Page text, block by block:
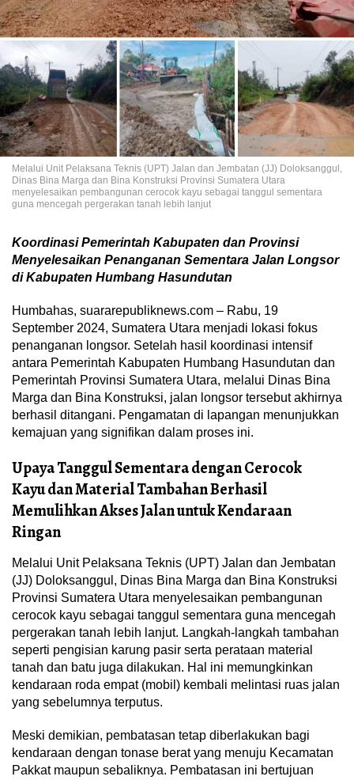
Melalui Unit Pelaksana Teknis (UPT) Jalan dan Jembatan (JJ) Doloksanggul,
Dinas Bina Marga dan Bina Konstruksi Provinsi Sumatera Utara
menyelesaikan pembangunan cerocok kayu sebagai tanggul sementara
guna mencegah pergerakan tanah lebih lanjut
Koordinasi Pemerintah Kabupaten dan Provinsi
Menyelesaikan Penanganan Sementara Jalan Longsor
di Kabupaten Humbang Hasundutan
Humbahas, suararepubliknews.com – Rabu, 19
September 2024, Sumatera Utara menjadi lokasi fokus
penanganan longsor. Setelah hasil koordinasi intensif
antara Pemerintah Kabupaten Humbang Hasundutan dan
Pemerintah Provinsi Sumatera Utara, melalui Dinas Bina
Marga dan Bina Konstruksi, jalan longsor tersebut akhirnya
berhasil ditangani. Pengamatan di lapangan menunjukkan
kemajuan yang signifikan dalam proses ini.
Upaya Tanggul Sementara dengan Cerocok
Kayu dan Material Tambahan Berhasil
Memulihkan Akses Jalan untuk Kendaraan
Ringan
Melalui Unit Pelaksana Teknis (UPT) Jalan dan Jembatan
(JJ) Doloksanggul, Dinas Bina Marga dan Bina Konstruksi
Provinsi Sumatera Utara menyelesaikan pembangunan
cerocok kayu sebagai tanggul sementara guna mencegah
pergerakan tanah lebih lanjut. Langkah-langkah tambahan
seperti pengisian karung pasir serta perataan material
tanah dan batu juga dilakukan. Hal ini memungkinkan
kendaraan roda empat (mobil) kembali melintasi ruas jalan
yang sebelumnya terputus.
Meski demikian, pembatasan tetap diberlakukan bagi
kendaraan dengan tonase berat yang menuju Kecamatan
Pakkat maupun sebaliknya. Pembatasan ini bertujuan